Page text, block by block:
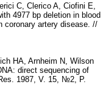
C, Clerico A, Ciofini E,
4977 bp deletion in blood
coronary artery disease. //
HA, Arnheim N, Wilson
direct sequencing of
1987, V. 15, №2, P.